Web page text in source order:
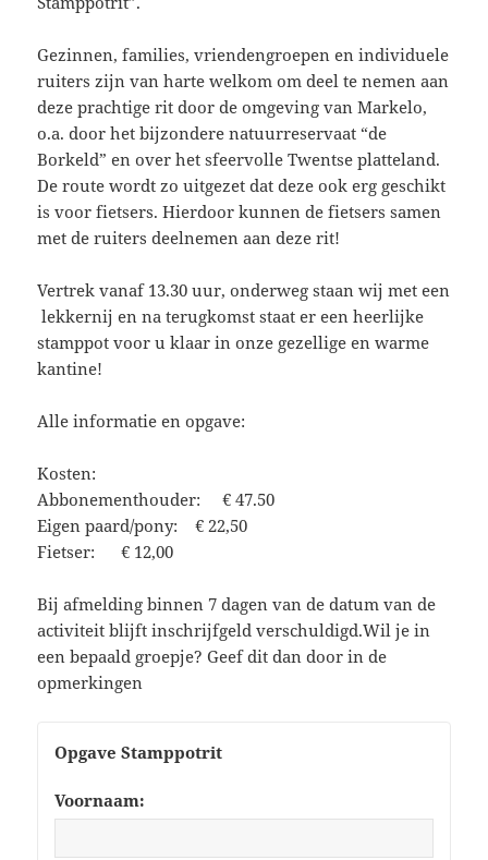
Gezinnen, families, vriendengroepen en individuele
ruiters zijn van harte welkom om deel te nemen aan
deze prachtige rit door de omgeving van Markelo,
o.a. door het bijzondere natuurreservaat “de
Borkeld” en over het sfeervolle Twentse platteland.
De route wordt zo uitgezet dat deze ook erg geschikt
is voor fietsers. Hierdoor kunnen de fietsers samen
met de ruiters deelnemen aan deze rit!
Vertrek vanaf 13.30 uur, onderweg staan wij met een
lekkernij en na terugkomst staat er een heerlijke
stamppot voor u klaar in onze gezellige en warme
kantine!
Alle informatie en opgave:
Kosten:
Abbonementhouder: € 47.50
Eigen paard/pony: € 22,50
Fietser: € 12,00
Bij afmelding binnen 7 dagen van de datum van de
activiteit blijft inschrijfgeld verschuldigd.Wil je in
een bepaald groepje? Geef dit dan door in de
opmerkingen
Opgave Stamppotrit
Voornaam: